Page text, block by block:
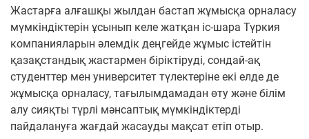
Жастарға алғашқы жылдан бастап жұмысқа орналасу
мүмкіндіктерін ұсынып келе жатқан іс-шара Түркия
компанияларын әлемдік деңгейде жұмыс істейтін
қазақстандық жастармен біріктіруді, сондай-ақ
студенттер мен университет түлектеріне екі елде де
жұмысқа орналасу, тағылымдамадан өту және білім
алу сияқты түрлі мәнсаптық мүмкіндіктерді
пайдалануға жағдай жасауды мақсат етіп отыр.